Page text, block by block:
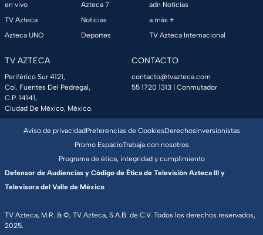
en vivo
TV Azteca
Azteca UNO
Azteca 7
Noticias
Deportes
adn Noticias
a más +
TV Azteca Internacional
TV AZTECA
Periférico Sur 4121,
Col. Fuentes Del Pedregal,
C.P. 14141,
Ciudad De México, México.
CONTACTO
contacto@tvazteca.com
55 1720 1313 | Conmutador
TV Azteca, M.R. & ©, TV Azteca, S.A.B. de C.V. Todos los derechos reservados,
2025.
Aviso de privacidadPreferencias de CookiesDerechosInversionistas
Promo EspacioTrabaja con nosotros
Programa de ética, integridad y cumplimiento
Defensor de Audiencias y Código de Ética de Televisión Azteca III y
Televisora del Valle de México